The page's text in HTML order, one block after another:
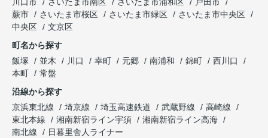
蕨市
さいたま市桜区 さいたま市緑区
さいたま市中央区
中央区
文京区
町名から探す
飯塚
並木 川口 幸町 元郷 南浦和 錦町
西川口
本町
常盤
沿線から探す
京浜東北線
埼京線 埼玉高速鉄道 武蔵野線
高崎線
東北本線
湘南新宿ライン宇須
湘南新宿ライン高海
南北線
日暮里舎人ライナー